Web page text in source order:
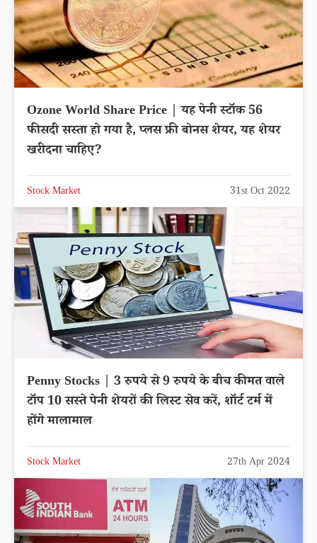
Ozone World Share Price | यह पेनी स्टॉक 56
फीसदी सस्ता हो गया है, प्लस फ्री बोनस शेयर, यह शेयर
खरीदना चाहिए?
Stock Market 31st Oct 2022
Penny Stocks | 3 रुपये से 9 रुपये के बीच कीमत वाले
टॉप 10 सस्ते पेनी शेयरों की लिस्ट सेव करें, शॉर्ट टर्म में
होंगे मालामाल
Stock Market 27th Apr 2024